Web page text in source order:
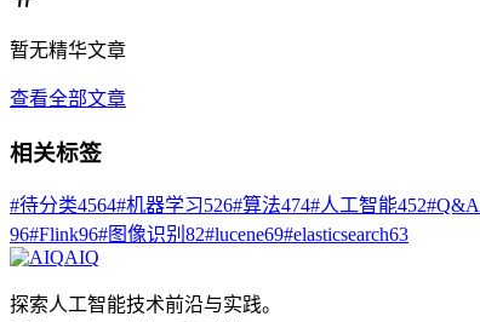
暂无精华文章
查看全部文章
相关标签
#待分类4564#机器学习526#算法474#人工智能452#Q&A
96#Flink96#图像识别 82#lucene69#elasticsearch63
AIQ
探索人工智能技术前沿与实践。